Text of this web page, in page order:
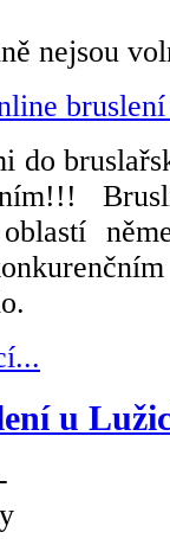
nejsou
do
!!!
u